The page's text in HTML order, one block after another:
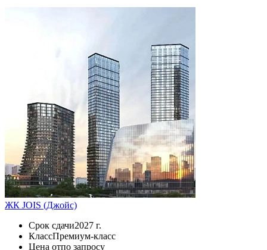
ЖК JOIS (Джойс)
Срок сдачи2027 г.
КлассПремиум-класс
Цена отпо запросу